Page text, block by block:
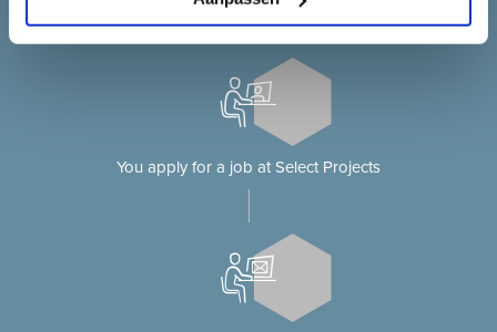
Applying for a job on our website?
You apply for a job at Select Projects